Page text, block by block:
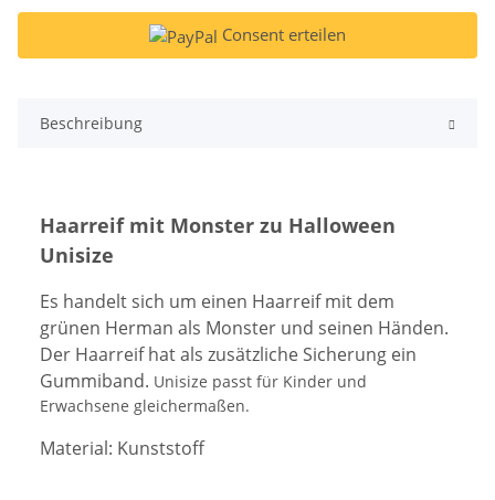
Consent erteilen
Beschreibung
Haarreif mit Monster zu Halloween
Unisize
Es handelt sich um einen Haarreif mit dem
grünen Herman als Monster und seinen Händen.
Der Haarreif hat als zusätzliche Sicherung ein
Gummiband. Unisize passt für Kinder und
Erwachsene gleichermaßen.
Material: Kunststoff